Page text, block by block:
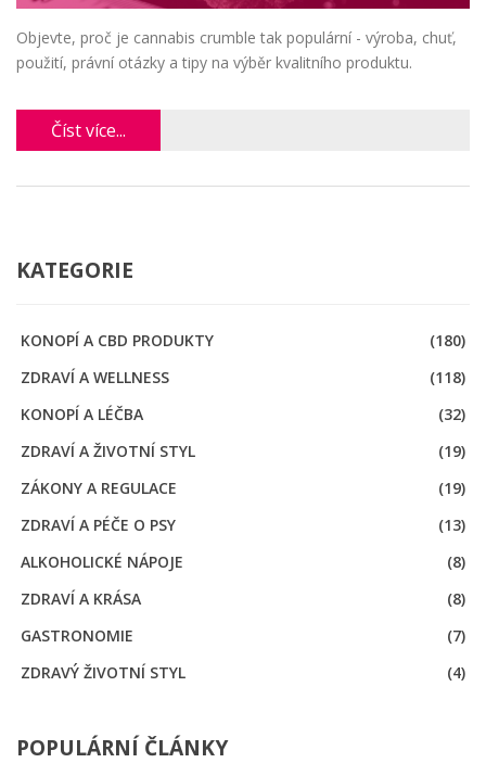
Objevte, proč je cannabis crumble tak populární - výroba, chuť,
použití, právní otázky a tipy na výběr kvalitního produktu.
Číst více...
KATEGORIE
KONOPÍ A CBD PRODUKTY
(180)
ZDRAVÍ A WELLNESS
(118)
KONOPÍ A LÉČBA
(32)
ZDRAVÍ A ŽIVOTNÍ STYL
(19)
ZÁKONY A REGULACE
(19)
ZDRAVÍ A PÉČE O PSY
(13)
ALKOHOLICKÉ NÁPOJE
(8)
ZDRAVÍ A KRÁSA
(8)
GASTRONOMIE
(7)
ZDRAVÝ ŽIVOTNÍ STYL
(4)
POPULÁRNÍ ČLÁNKY